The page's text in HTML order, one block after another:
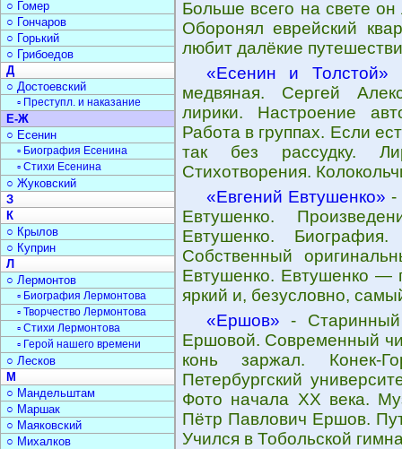
Больше всего на свете
Оборонял еврейский
любит далёкие
«Есенин и Толстой»
медвяная. Сергей
лирики. Настроение
Работа в группах. Если
так без рассудку.
Стихотворения.
«Евгений Евтушенко» -
Евтушенко.
Евтушенко. Биография.
Собственный
Евтушенко. Евтушенко —
яркий и, безусловно,
«Ершов» -
Ершовой. Современный
конь заржал. Конек-
Петербургский
Фото начала ХХ века.
Пётр Павлович Ершов.
Учился в Тобольской
○ Гомер
○ Гончаров
○ Горький
○ Грибоедов
Д
○ Достоевский
▫ Преступл. и наказание
Е-Ж
○ Есенин
▫ Биография Есенина
▫ Стихи Есенина
○ Жуковский
З
К
○ Крылов
○ Куприн
Л
○ Лермонтов
▫ Биография Лермонтова
▫ Творчество Лермонтова
▫ Стихи Лермонтова
▫ Герой нашего времени
○ Лесков
М
○ Мандельштам
○ Маршак
○ Маяковский
○ Михалков